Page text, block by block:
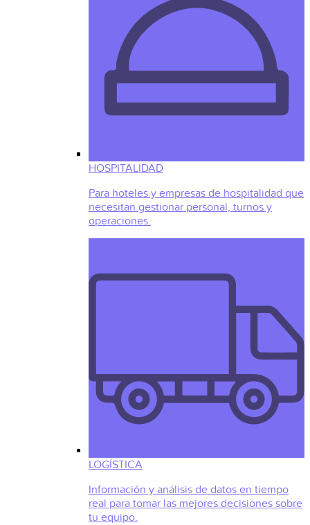
HOSPITALIDAD
Para hoteles y empresas de hospitalidad que
necesitan gestionar personal, turnos y
operaciones.
LOGÍSTICA
Información y análisis de datos en tiempo
real para tomar las mejores decisiones sobre
tu equipo.